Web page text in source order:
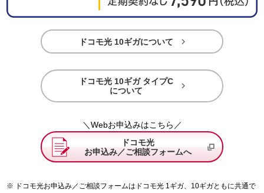
ドコモ光 10ギガについて 
ドコモ光 10ギガ タイプC
について

＼Webお申込みはこちら／
ドコモ光
お申込み／ご相談フォームへ
ドコモ光お申込み／ご相談フォームはドコモ光 1ギガ、10ギガともに共通で